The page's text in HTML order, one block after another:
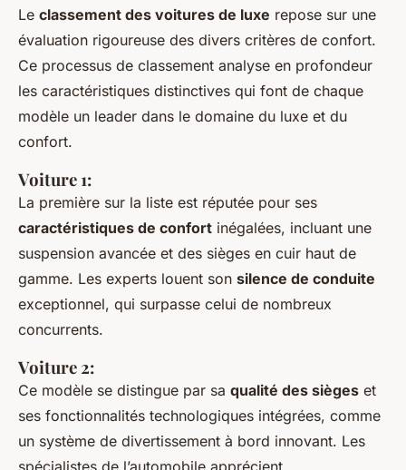
Le classement des voitures de luxe repose sur une
évaluation rigoureuse des divers critères de confort.
Ce processus de classement analyse en profondeur
les caractéristiques distinctives qui font de chaque
modèle un leader dans le domaine du luxe et du
confort.
Voiture 1:
La première sur la liste est réputée pour ses
caractéristiques de confort inégalées, incluant une
suspension avancée et des sièges en cuir haut de
gamme. Les experts louent son silence de conduite
exceptionnel, qui surpasse celui de nombreux
concurrents.
Voiture 2:
Ce modèle se distingue par sa qualité des sièges et
ses fonctionnalités technologiques intégrées, comme
un système de divertissement à bord innovant. Les